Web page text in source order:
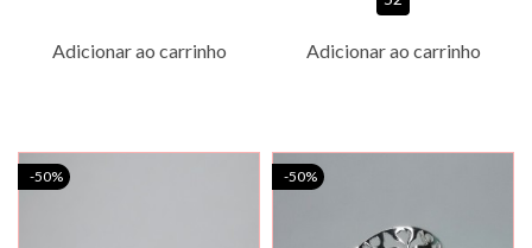
Adicionar ao carrinho Adicionar ao carrinho
-50% -50%